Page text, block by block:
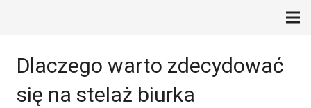
Dlaczego warto zdecydować
się na stelaż biurka